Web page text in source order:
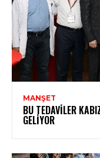
MANŞET
BU TEDAVILER
GELIYOR